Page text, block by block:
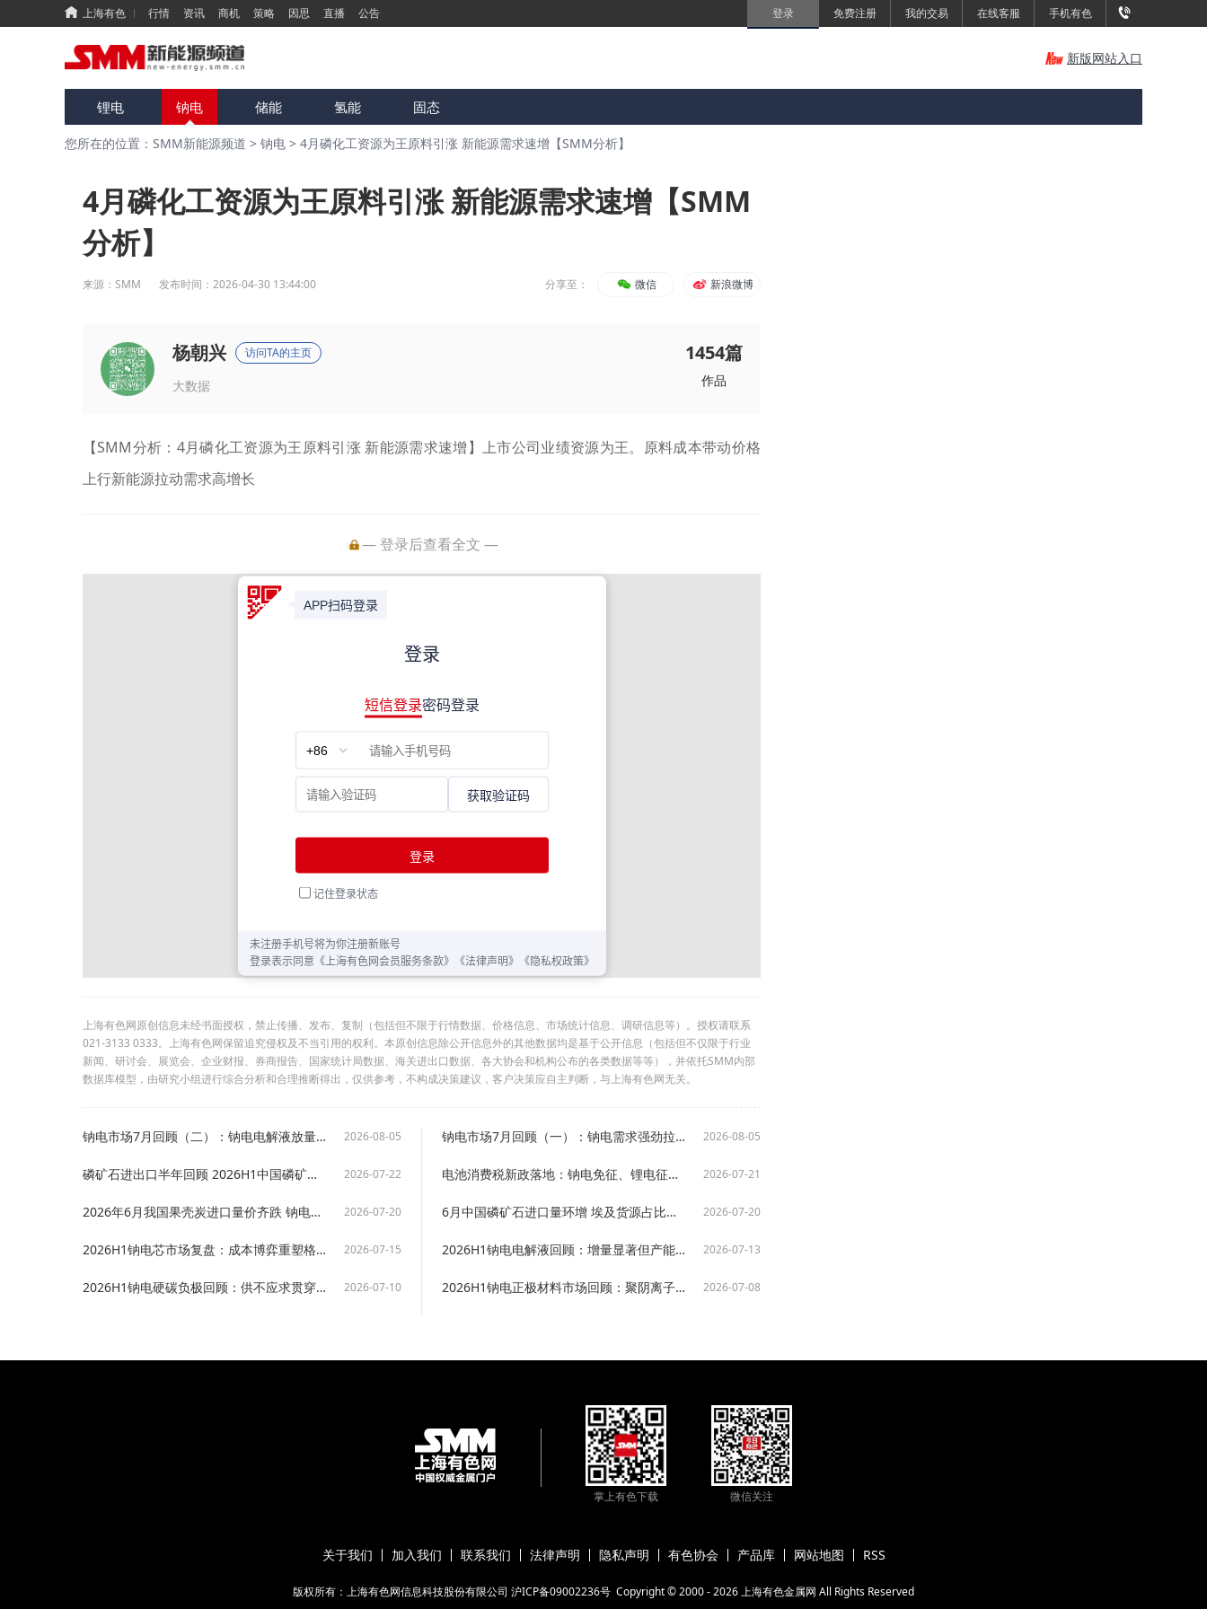
上海有色 行情 资讯 商机 策略 因思 直播 公告 登录 免费注册 我的交易 在线客服 手机有色
新版网站入口
锂电 钠电 储能 氢能 固态
您所在的位置：SMM新能源频道 > 钠电 > 4月磷化工资源为王原料引涨 新能源需求速增【SMM分析】
4月磷化工资源为王原料引涨 新能源需求速增【SMM
分析】
来源： SMM 发布时间： 2026-04-30 13:44:00 分享至： 微信 新浪微博
杨朝兴 访问TA的主页
大数据
1454篇
作品
【SMM分析：4月磷化工资源为王原料引涨 新能源需求速增】上市公司业绩资源为王。原料成本带动价格
上行新能源拉动需求高增长
— 登录后查看全文 —
上海有色网原创信息未经书面授权，禁止传播、发布、复制（包括但不限于行情数据、价格信息、市场统计信息、调研信息等）。授权请联系
021-3133 0333。上海有色网保留追究侵权及不当引用的权利。本原创信息除公开信息外的其他数据均是基于公开信息（包括但不仅限于行业
新闻、研讨会、展览会、企业财报、券商报告、国家统计局数据、海关进出口数据、各大协会和机构公布的各类数据等等），并依托SMM内部
数据库模型，由研究小组进行综合分析和合理推断得出，仅供参考，不构成决策建议，客户决策应自主判断，与上海有色网无关。
钠电市场7月回顾（二）：钠电电解液放量格局初变，钠电芯蓄力待发【SMM分析】 2026-08-05 钠电市场7月回顾（一）：钠电需求强劲拉动产能扩张，供应偏紧格局短期难解【SMM分析】 2026-08-05
磷矿石进出口半年回顾 2026H1中国磷矿石进口升至百万吨出口放量3倍【SMM分析】 2026-07-22 电池消费税新政落地：钠电免征、锂电征税，钠电迎来“免税红利期”【SMM分析】 2026-07-21
2026年6月我国果壳炭进口量价齐跌 钠电硬碳成本回落助推产业化进程【SMM分析】 2026-07-20 6月中国磷矿石进口量环增 埃及货源占比骤降约旦摩洛哥等替代货源放量【SMM分析】 2026-07-20
2026H1钠电芯市场复盘：成本博弈重塑格局 产销共振驱动增长【SMM分析】 2026-07-15 2026H1钠电电解液回顾：增量显著但产能隐忧渐深，原材料瓶颈成核心掣肘【SMM分析】 2026-07-13
2026H1钠电硬碳负极回顾：供不应求贯穿整线，产能突围与品质升级并进【SMM分析】 2026-07-10 2026H1钠电正极材料市场回顾：聚阴离子主导深化，供需缺口渐次显形【SMM分析】 2026-07-08
掌上有色下载 微信关注
关于我们 加入我们 联系我们 法律声明 隐私声明 有色协会 产品库 网站地图 RSS
版权所有：上海有色网信息科技股份有限公司 沪ICP备09002236号 Copyright © 2000 -2026上海有色金属网 All Rights Reserved